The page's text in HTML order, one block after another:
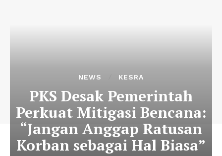
NEWS KESRA
PKS Desak Pemerintah
Perkuat Mitigasi Bencana:
“Jangan Anggap Ratusan
Korban sebagai Hal Biasa”